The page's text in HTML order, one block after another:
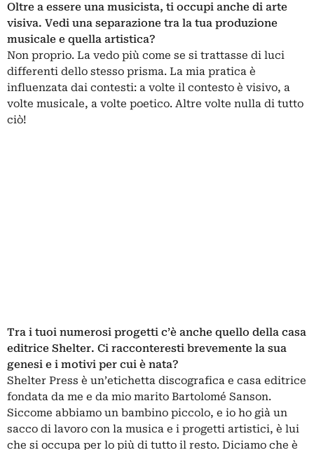
Oltre a essere una musicista, ti occupi anche di arte
visiva. Vedi una separazione tra la tua produzione
musicale e quella artistica?
Non proprio. La vedo più come se si trattasse di luci
differenti dello stesso prisma. La mia pratica è
influenzata dai contesti: a volte il contesto è visivo, a
volte musicale, a volte poetico. Altre volte nulla di tutto
ciò!
Tra i tuoi numerosi progetti c’è anche quello della casa
editrice Shelter. Ci racconteresti brevemente la sua
genesi e i motivi per cui è nata?
Shelter Press è un’etichetta discografica e casa editrice
fondata da me e da mio marito Bartolomé Sanson.
Siccome abbiamo un bambino piccolo, e io ho già un
sacco di lavoro con la musica e i progetti artistici, è lui
che si occupa per lo più di tutto il resto. Diciamo che è